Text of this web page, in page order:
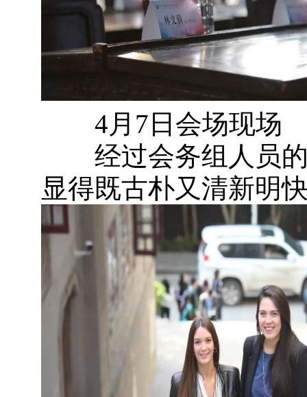
4月7日会场现场
经过会务组人员的
显得既古朴又清新明